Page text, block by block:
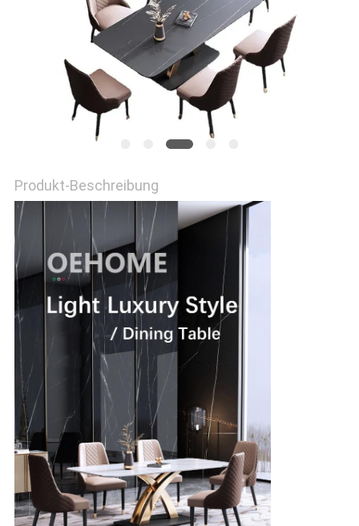
SITEMAP
PRIVACY
POLICY
Produkt-Beschreibung